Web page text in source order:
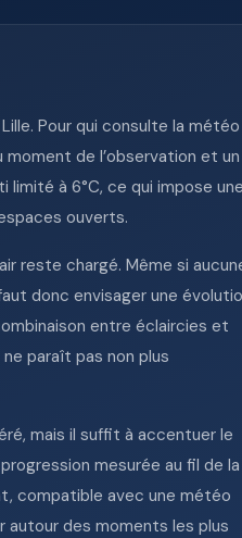
Pour qui consulte la météo
de l’observation et un
limité à 6°C, ce qui impose une
ouverts.
reste chargé. Même si
donc envisager une
entre éclaircies et
paraît pas non plus
mais il suffit à accentuer le
mesurée au fil de la
compatible avec une météo
autour des moments les plus